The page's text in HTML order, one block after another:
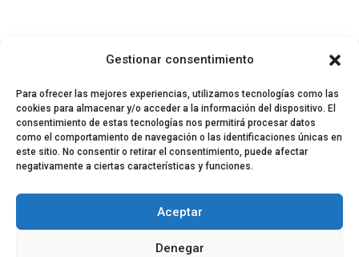
Gestionar consentimiento
Para ofrecer las mejores experiencias, utilizamos tecnologías como las
cookies para almacenar y/o acceder a la información del dispositivo. El
consentimiento de estas tecnologías nos permitirá procesar datos
como el comportamiento de navegación o las identificaciones únicas en
este sitio. No consentir o retirar el consentimiento, puede afectar
negativamente a ciertas características y funciones.
Aceptar
Denegar
Equipo EPDLT Contacto